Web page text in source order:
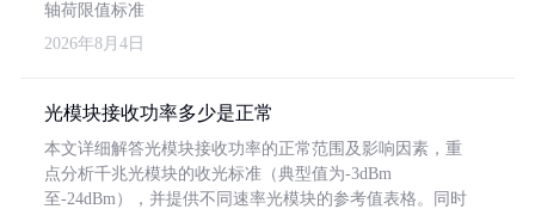
轴荷限值标准
2026年8月4日
光模块接收功率多少是正常
本文详细解答光模块接收功率的正常范围及影响因素，重
点分析千兆光模块的收光标准（典型值为-3dBm
至-24dBm），并提供不同速率光模块的参考值表格。同时